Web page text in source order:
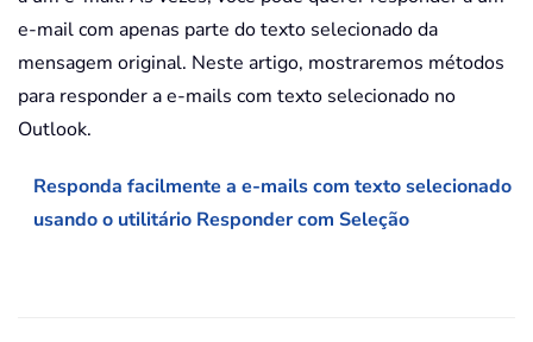
e-mail com apenas parte do texto selecionado da
mensagem original. Neste artigo, mostraremos métodos
para responder a e-mails com texto selecionado no
Outlook.
Responda facilmente a e-mails com texto selecionado
usando o utilitário Responder com Seleção